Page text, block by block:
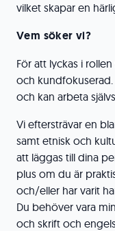
vilket skapar en
Vem söker vi?
För att lyckas i
och
och kan arbeta
Vi eftersträvar en
samt etnisk och
att läggas till dina
plus om du är
och/eller har varit
Du behöver vara
och skrift och